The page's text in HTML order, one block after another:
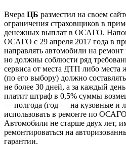
Вчера ЦБ разместил на своем
ограничения страховщиков в
денежных выплат в ОСАГО.
ОСАГО с 29 апреля 2017 года в
направлять автомобили на
но должны соблюсти ряд
сервиса от места ДТП либо места
(по его выбору) должно
не более 30 дней, а за каждый
платит штраф в 0,5% суммы
— полгода (год — на кузовные и
использовать в ремонте по ОСАГО
Автомобили не старше двух лет,
ремонтироваться на
гарантии.